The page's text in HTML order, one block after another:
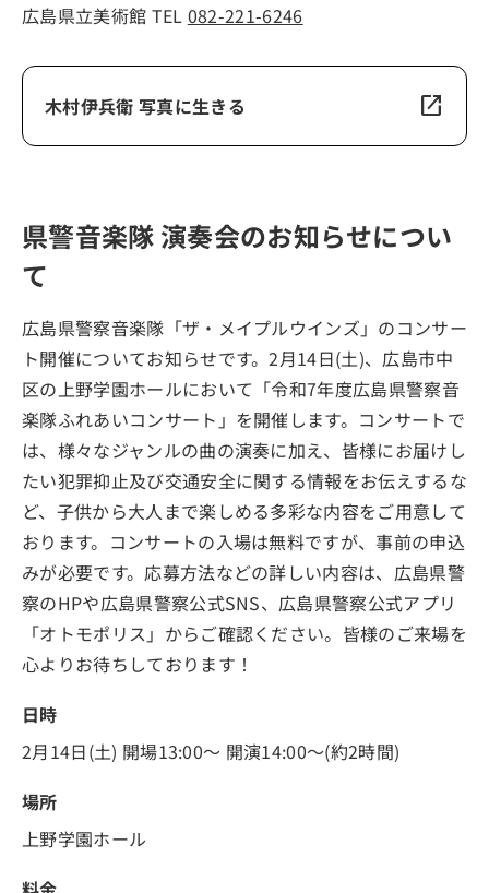
広島県立美術館 TEL 082-221-6246
木村伊兵衛 写真に生きる open_in_new
県警音楽隊 演奏会のお知らせについ
て
広島県警察音楽隊「ザ・メイプルウインズ」のコンサー
ト開催についてお知らせです。2月14日(土)、広島市中
区の上野学園ホールにおいて「令和7年度広島県警察音
楽隊ふれあいコンサート」を開催します。コンサートで
は、様々なジャンルの曲の演奏に加え、皆様にお届けし
たい犯罪抑止及び交通安全に関する情報をお伝えするな
ど、子供から大人まで楽しめる多彩な内容をご用意して
おります。コンサートの入場は無料ですが、事前の申込
みが必要です。応募方法などの詳しい内容は、広島県警
察のHPや広島県警察公式SNS、広島県警察公式アプリ
「オトモポリス」からご確認ください。皆様のご来場を
心よりお待ちしております！
日時
2月14日(土) 開場13:00～ 開演14:00～(約2時間)
場所
上野学園ホール